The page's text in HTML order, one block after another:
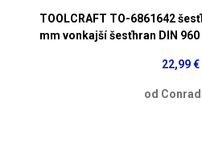
TOOLCRAFT TO-6861642
mm vonkajší šesťhran DIN
22,99 €
od